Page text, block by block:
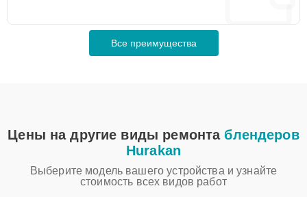
Все преимущества
Цены на другие виды ремонта блендеров
Hurakan
Выберите модель вашего устройства и узнайте
стоимость всех видов работ